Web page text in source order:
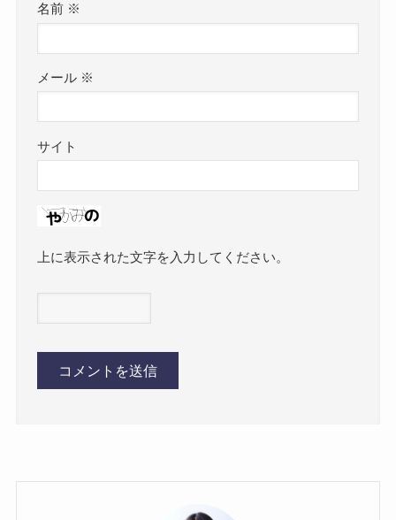
名前 ※
メール ※
サイト
上に表示された文字を入力してください。